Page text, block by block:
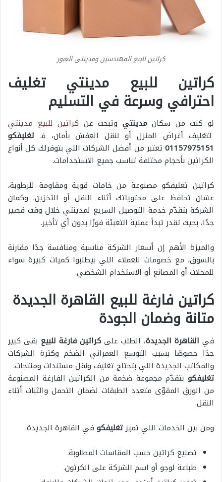
كراتين للبيع المهندسين ومدينتى العبور
كراتين للبيع مدينتي تغليف
احترافي وسرعة في التسليم
لو كنت من سكانمدينتي وتبحث عن كراتين للبيع مدينتي
لتغليف أغراض المنزل أو لنقل العفش بأمان، فـ تغليفكو
01157975151 تعتبر من أفضل الشركات اللي بتوفرلك كل أنواع
الكراتين بأحجام مختلفة تناسب جميع الاستخدامات.
كراتين تغليفكو مصنوعة من خامات قوية ومقاومة للرطوبة،
عشان تحافظ على محتوياتك أثناء النقل أو التخزين. وكمان
الشركة بتقدّم خدمة التوصيل السريع لمدينتي خلال وقت قصير
جدًا، بحيث تقدر تبدأ عملية التعبئة فورًا بدون أي تأخير.
والميزة الأهم إن أسعار الشركة مناسبة ومنافسة جدًا مقارنة
بالسوق، مع خصومات للعملاء اللي بيطلبوا كميات كبيرة سواء
للمحلات أو المصانع أو الاستخدام الشخصي.
كراتين فارغة للبيع القاهرة الجديدة
متانة وضمان الجودة
في القاهرة الجديدة، الطلب على كراتين فارغة للبيع بقى كبير
جدًا خصوصًا بسبب التوسع العمراني الضخم وكثرة الشركات
والمكاتب الجديدة اللي بتحتاج تغليف ونقل مستندات ومنتجات.
تغليفكو بتقدّم مجموعة ضخمة من الكراتين الفارغة المصنوعة
من الورق المقوّى متعدد الطبقات لضمان التحمل والثبات أثناء
النقل.
ومن بين الخدمات اللي تميزتغليفكو في القاهرة الجديدة:
تصنيع كراتين حسب المقاسات المطلوبة.
طباعة لوجو أو اسم الشركة على الكرتون.